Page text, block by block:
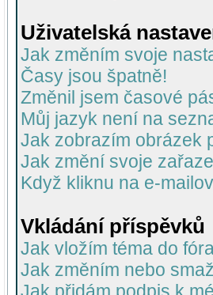
Uživatelská
Jak změním svoje
Časy jsou špatně!
Změnil jsem časové
Můj jazyk není na
Jak zobrazím obrázek
Jak změní svoje
Když kliknu na e-
Vkládání příspěvků
Jak vložím téma do
Jak změním nebo